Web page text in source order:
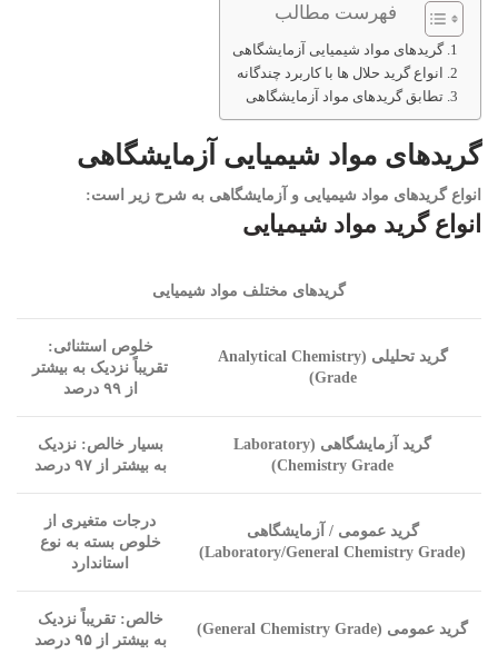
فهرست مطالب
گریدهای مواد شیمیایی آزمایشگاهی
انواع گرید حلال ها با کاربرد چندگانه
تطابق گریدهای مواد آزمایشگاهی
گریدهای مواد شیمیایی آزمایشگاهی
انواع گریدهای مواد شیمیایی و آزمایشگاهی به شرح زیر است:
انواع گرید مواد شیمیایی
گریدهای مختلف مواد شیمیایی
گرید تحلیلی (Analytical Chemistry
Grade
)
خلوص استثنائی:
تقریباً نزدیک به بیشتر
از ۹۹ درصد
گرید آزمایشگاهی (Laboratory
Chemistry Grade
)
بسیار خالص: نزدیک
به بیشتر از ۹۷ درصد
گرید عمومی / آزمایشگاهی
(
Laboratory/General Chemistry Grade
)
درجات متغیری از
خلوص بسته به نوع
استاندارد
گرید عمومی (General Chemistry Grade
)
خالص: تقریباً نزدیک
به بیشتر از ۹۵ درصد